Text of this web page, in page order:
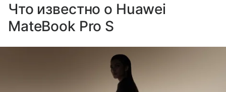
Что известно о Huawei
MateBook Pro S